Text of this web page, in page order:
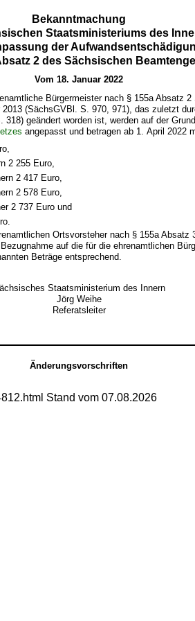
Bekanntmachung
Staatsministeriums des
der
2 des Sächsischen
Vom 18. Januar 2022
Bürgermeister nach § 155a Absatz
(SächsGVBl. S. 970, 971), das zuletzt
geändert worden ist, werden auf der
angepasst und betragen ab 1. April 2022
2 255 Euro,
2 417 Euro,
2 578 Euro,
2 737 Euro und
Ortsvorsteher nach § 155a
auf die für die ehrenamtlichen
Beträge entsprechend.
Staatsministerium des Innern
Jörg Weihe
Referatsleiter
Änderungsvorschriften
Stand vom 07.08.2026